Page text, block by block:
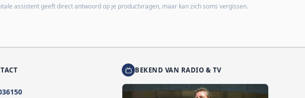
assistent geeft direct antwoord op je productvragen, maar kan zich soms vergissen.
BEKEND VAN RADIO & TV